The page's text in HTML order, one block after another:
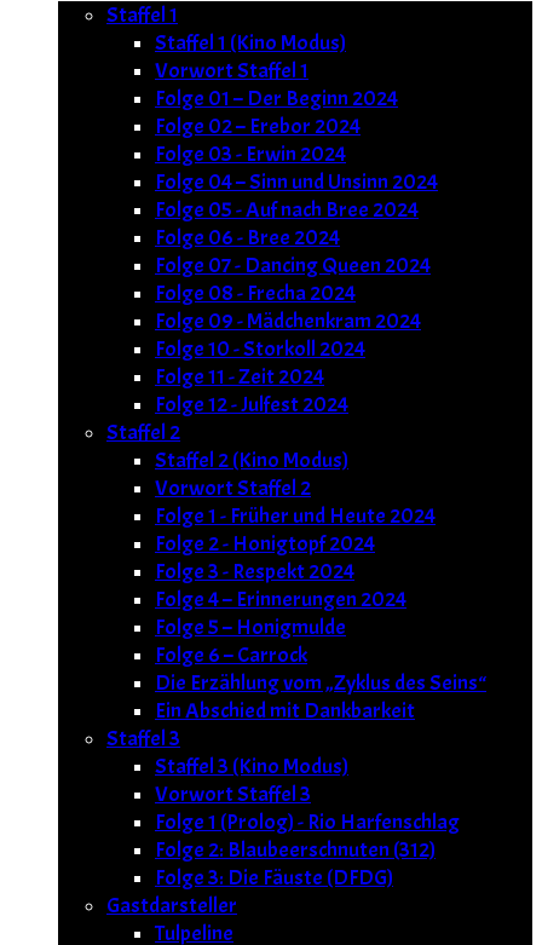
Staffel 1
Staffel 1 (Kino Modus)
Vorwort Staffel 1
Folge 01 – Der Beginn 2024
Folge 02 – Erebor 2024
Folge 03 - Erwin 2024
Folge 04 – Sinn und Unsinn 2024
Folge 05 - Auf nach Bree 2024
Folge 06 - Bree 2024
Folge 07 - Dancing Queen 2024
Folge 08 - Frecha 2024
Folge 09 - Mädchenkram 2024
Folge 10 - Storkoll 2024
Folge 11 - Zeit 2024
Folge 12 - Julfest 2024
Staffel 2
Staffel 2 (Kino Modus)
Vorwort Staffel 2
Folge 1 - Früher und Heute 2024
Folge 2 - Honigtopf 2024
Folge 3 - Respekt 2024
Folge 4 – Erinnerungen 2024
Folge 5 – Honigmulde
Folge 6 – Carrock
Die Erzählung vom „Zyklus des Seins“
Ein Abschied mit Dankbarkeit
Staffel 3
Staffel 3 (Kino Modus)
Vorwort Staffel 3
Folge 1 (Prolog) - Rio Harfenschlag
Folge 2: Blaubeerschnuten (312)
Folge 3: Die Fäuste (DFDG)
Gastdarsteller
Tulpeline